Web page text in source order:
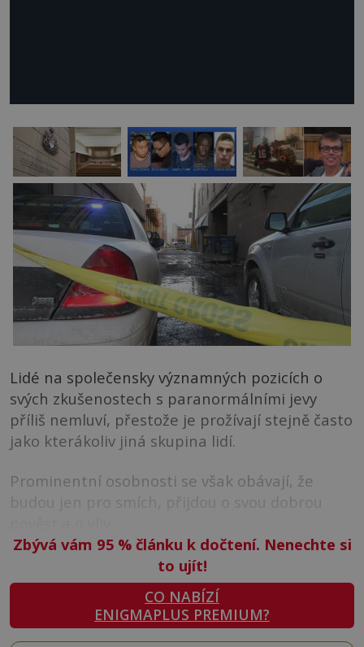
Lidé na společensky významných pozicích o
svých zkušenostech s paranormálními jevy
příliš nemluví, přestože je prožívají stejně často
jako kterákoliv jiná skupina lidí.
Prominentní osobnosti se však obávají, že
budou jen pro smích, přijdou o svou dobrou
Zbývá vám 95 %článku k dočtení. Nenechte si
to ujít!
CO NABÍZÍ
ENIGMAPLUS PREMIUM?